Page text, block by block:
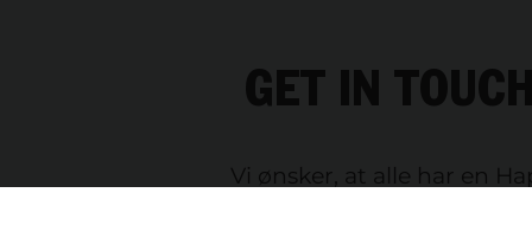
GET IN
Vi ønsker, at alle har en